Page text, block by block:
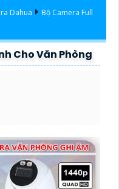
Dahua
Bộ Camera Full
Cho Văn Phòng